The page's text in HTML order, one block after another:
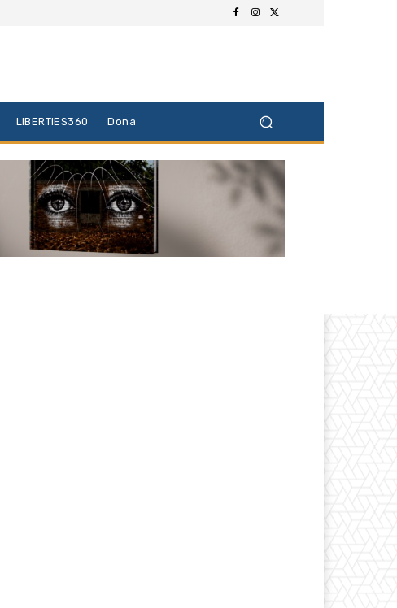
LIBERTIES360 Dona